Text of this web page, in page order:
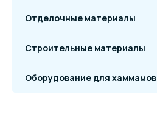
Отделочные материалы
Строительные материалы
Оборудование для хаммамов